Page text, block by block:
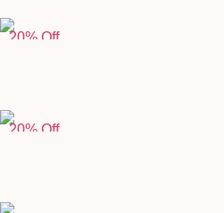
20% Off
20% Off